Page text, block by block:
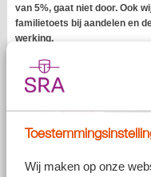
Wij maken op onze
van 5%, gaat niet door. Ook
familietoets bij aandelen en
werking.